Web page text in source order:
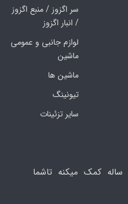
سر اگزوز / منبع اگزوز
/ انبار اگزوز
لوازم جانبی و عمومی
ماشین
ماشین ها
تیونینگ
سایر تزئینات
مجموعه مهدی اسپرت باسابقه 10 ساله کمک میکنه تاشما